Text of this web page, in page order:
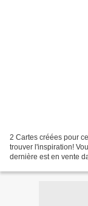
2 Cartes créées pour
trouver l'inspiration!
dernière est en vente dans ma boutique.